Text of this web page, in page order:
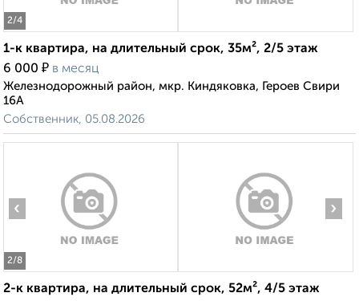
2/4
1-к квартира, на длительный срок, 35м², 2/5 этаж
6 000 ₽ в месяц
Железнодорожный район, мкр. Киндяковка, Героев Свири
16А
Собственник, 05.08.2026
2/8
‹ ›
2-к квартира, на длительный срок, 52м², 4/5 этаж